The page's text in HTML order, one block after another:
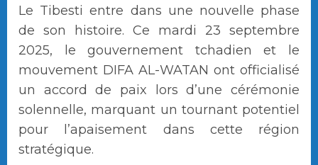
Le Tibesti entre dans une nouvelle phase
de son histoire. Ce mardi 23 septembre
2025, le gouvernement tchadien et le
mouvement DIFA AL-WATAN ont officialisé
un accord de paix lors d’une cérémonie
solennelle, marquant un tournant potentiel
pour l’apaisement dans cette région
stratégique.